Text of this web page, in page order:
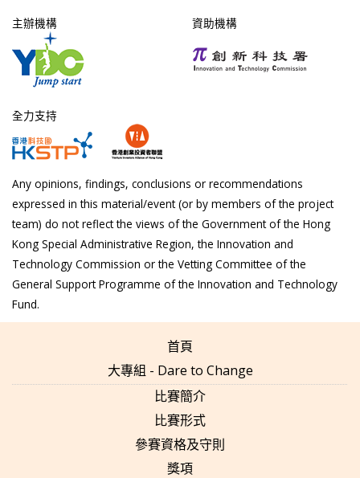
主辦機構 資助機構
全力支持
Any opinions, findings, conclusions or recommendations
expressed in this material/event (or by members of the project
team) do not reflect the views of the Government of the Hong
Kong Special Administrative Region, the Innovation and
Technology Commission or the Vetting Committee of the
General Support Programme of the Innovation and Technology
Fund.
首頁
大專組 - Dare to Change
比賽簡介
比賽形式
參賽資格及守則
獎項